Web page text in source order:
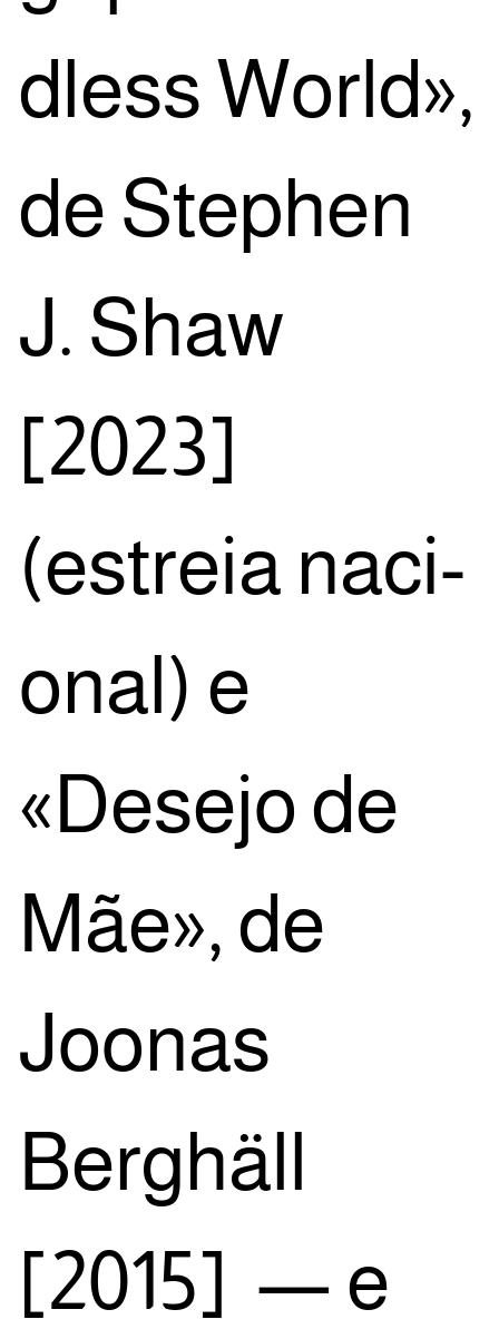
dless World»,
de Stephen
J. Shaw
[2023]
(estreia naci­
o­nal) e
«Dese­jo de
Mãe», de
Joo­nas
Berghäll
[2015] — e